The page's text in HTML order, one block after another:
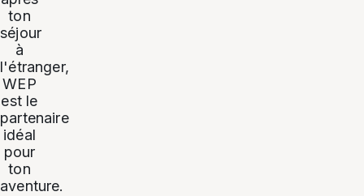
ton
séjour
à
l'étranger,
WEP
est le
partenaire
idéal
pour
ton
aventure.